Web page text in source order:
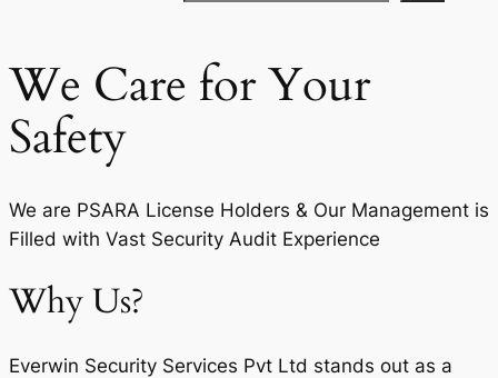
We Care for Your
Safety
We are PSARA License Holders & Our Management is
Filled with Vast Security Audit Experience
Why Us?
Everwin Security Services Pvt Ltd stands out as a